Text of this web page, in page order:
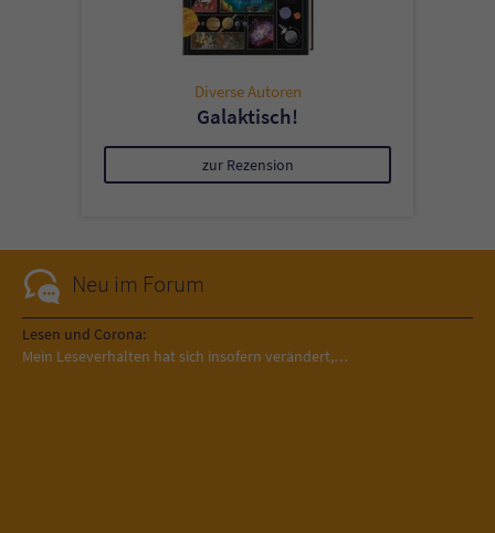
Diverse Autoren
Galaktisch!
zur Rezension
Neu im Forum
Lesen und Corona:
Mein Leseverhalten hat sich insofern verändert,…